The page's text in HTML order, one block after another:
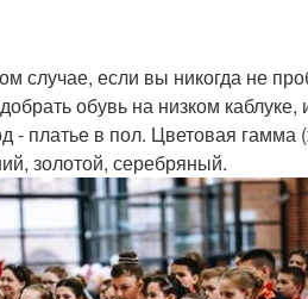
если вы никогда не
обувь на низком
- платье в пол. Цветовая гамма
золотой, серебряный.